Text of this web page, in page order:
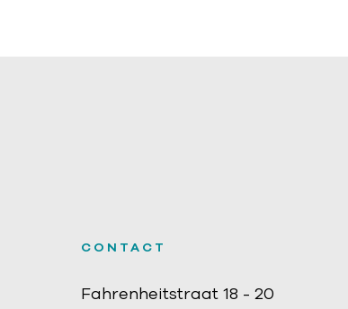
CONTACT
Fahrenheitstraat 18 - 20